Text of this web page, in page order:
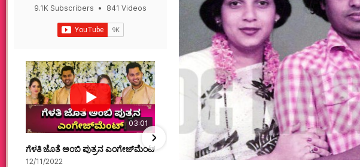
9.1K Subscribers •
841 Videos
03:01
ಗೆಳತಿ ಜೊತೆ ಅಂಬಿ ಪುತ್ರನ ಎಂಗೇಜ್‌ಮೆಂಟ್ ! | Abhishek Ambareesh | Aviva ||
12/11/2022
06:23
ಮಗನಿಗಾಗಿಯೇ ಸಿನಿಮಾ ಮಾಡಿದ ಮಹಾತಾಯಿ! |
12/6/2022